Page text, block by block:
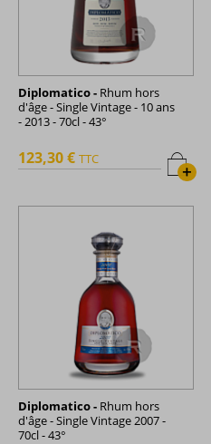
Diplomatico - Rhum hors
d'âge - Single Vintage - 10 ans
- 2013 - 70cl - 43°
+
123,30 € TTC
Diplomatico - Rhum hors
d'âge - Single Vintage 2007 -
70cl - 43°